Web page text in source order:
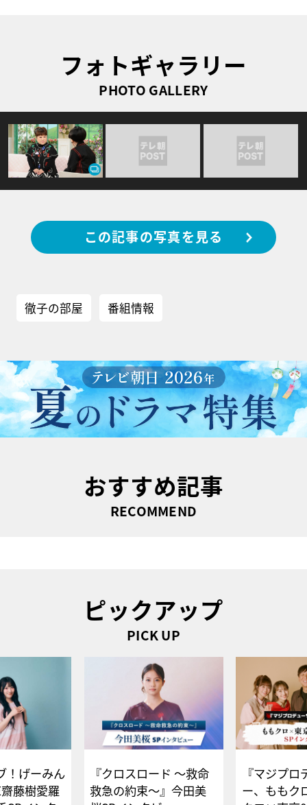
フォトギャラリー
PHOTO GALLERY
この記事の写真を見る
徹子の部屋 番組情報
おすすめ記事
RECOMMEND
ピックアップ
PICK UP
！げーみん
藤樹愛羅
『クロスロード ～救命
救急の約束～』今田美
『マジプロ
ー、ももク